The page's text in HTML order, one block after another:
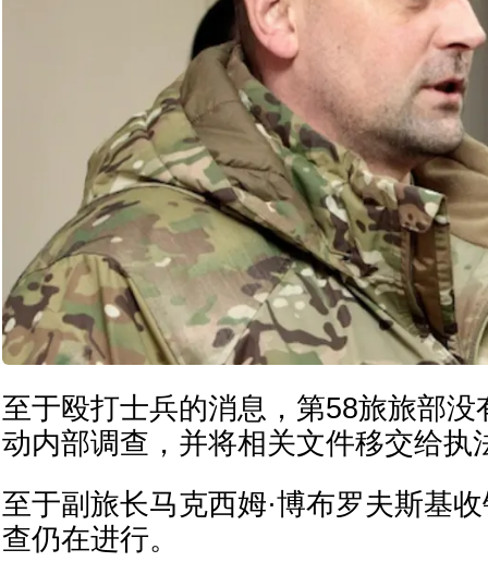
至于殴打士兵的消息，第58旅旅部没
动内部调查，并将相关文件移交给执
至于副旅长马克西姆·博布罗夫斯基
查仍在进行。